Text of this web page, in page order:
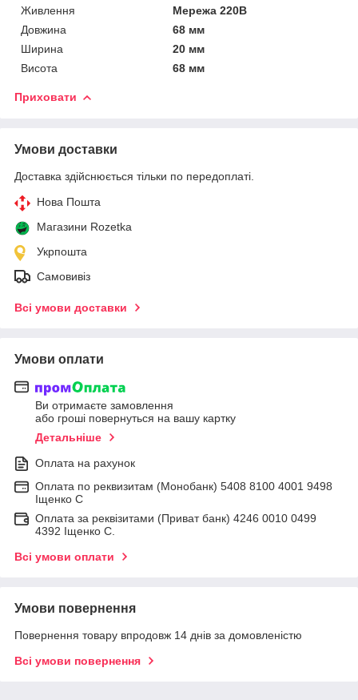
Живлення
Мережа 220В
Довжина
68 мм
Ширина
20 мм
Висота
68 мм
Приховати
Умови доставки
Доставка здійснюється тільки по передоплаті.
Нова Пошта
Магазини Rozetka
Укрпошта
Самовивіз
Всі умови доставки
Умови оплати
Ви отримаєте замовлення
або гроші повернуться на вашу картку
Детальніше
Оплата на рахунок
Оплата по реквизитам (Монобанк) 5408 8100 4001 9498
Іщенко С
Оплата за реквізитами (Приват банк) 4246 0010 0499
4392 Іщенко С.
Всі умови оплати
Умови повернення
Повернення товару впродовж 14 днів за домовленістю
Всі умови повернення